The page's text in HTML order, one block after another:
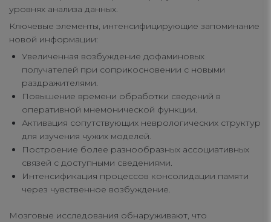
уровнях анализа данных.
Ключевые элементы, интенсифицирующие запоминание
новой информации:
Увеличенная возбуждение дофаминовых
получателей при соприкосновении с новыми
раздражителями.
Повышение времени обработки сведений в
оперативной мнемонической функции.
Активация сопутствующих неврологических структур
для изучения чужих моделей.
Построение более разнообразных ассоциативных
связей с доступными сведениями.
Интенсификация процессов консолидации памяти
через чувственное возбуждение.
Мозговые исследования обнаруживают, что
Your Privacy
Performance Cookies
Functional Cookies
Targeting Cookies